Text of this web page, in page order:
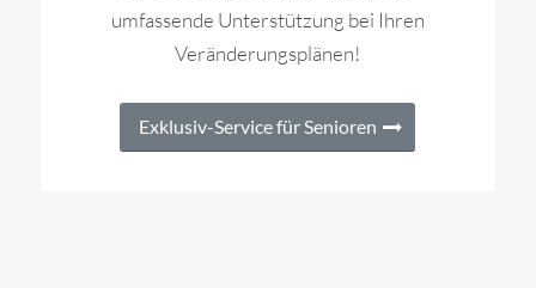
umfassende Unterstützung bei Ihren
Veränderungsplänen!
Exklusiv-Service für Senioren